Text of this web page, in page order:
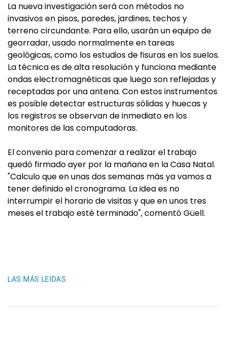
La nueva investigación será con métodos no
invasivos en pisos, paredes, jardines, techos y
terreno circundante. Para ello, usarán un equipo de
georradar, usado normalmente en tareas
geológicas, como los estudios de fisuras en los suelos.
La técnica es de alta resolución y funciona mediante
ondas electromagnéticas que luego son reflejadas y
receptadas por una antena. Con estos instrumentos
es posible detectar estructuras sólidas y huecas y
los registros se observan de inmediato en los
monitores de las computadoras.
El convenio para comenzar a realizar el trabajo
quedó firmado ayer por la mañana en la Casa Natal.
"Calculo que en unas dos semanas más ya vamos a
tener definido el cronograma. La idea es no
interrumpir el horario de visitas y que en unos tres
meses el trabajo esté terminado", comentó Güell.
LAS MÁS LEIDAS